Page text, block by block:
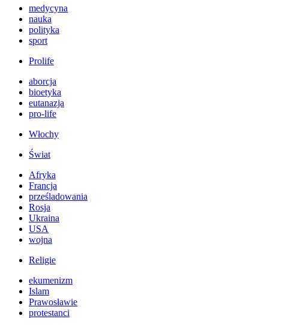
medycyna
nauka
polityka
sport
Prolife
aborcja
bioetyka
eutanazja
pro-life
Włochy
Świat
Afryka
Francja
prześladowania
Rosja
Ukraina
USA
wojna
Religie
ekumenizm
Islam
Prawosławie
protestanci